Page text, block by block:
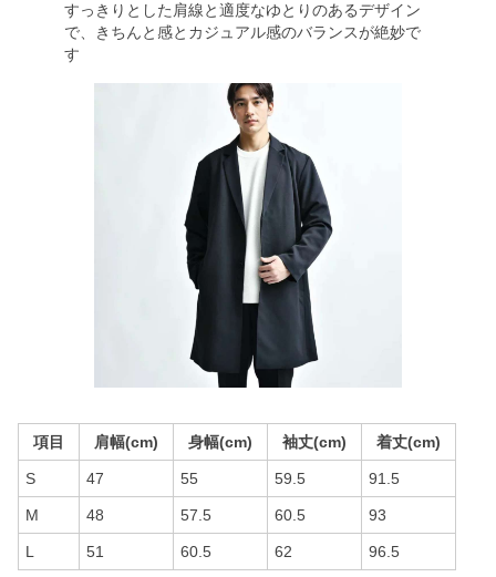
すっきりとした肩線と適度なゆとりのあるデザイン
で、きちんと感とカジュアル感のバランスが絶妙で
す
項目 肩幅(cm) 身幅(cm) 袖丈(cm) 着丈(cm)
S 47 55 59.5 91.5
M 48 57.5 60.5 93
L 51 60.5 62 96.5